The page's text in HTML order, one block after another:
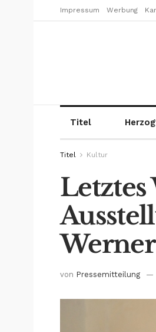
Impressum Werbung
Titel
Titel Kultur
Letztes
von Pressemitteilung